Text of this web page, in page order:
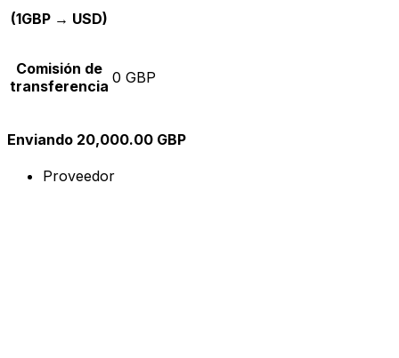
(1GBP → USD)
Comisión de
transferencia 0 GBP
Enviando 20,000.00 GBP
Proveedor